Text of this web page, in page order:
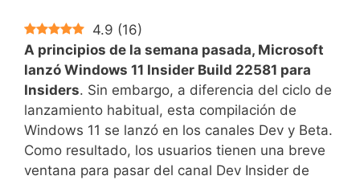
4.9 (16)
A principios de la semana pasada, Microsoft
lanzó Windows 11 Insider Build 22581 para
Insiders. Sin embargo, a diferencia del ciclo de
lanzamiento habitual, esta compilación de
Windows 11 se lanzó en los canales Dev y Beta.
Como resultado, los usuarios tienen una breve
ventana para pasar del canal Dev Insider de